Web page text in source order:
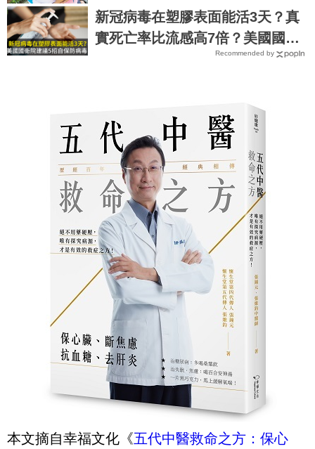
肌梗塞拒門外｜每日健康 Health
新冠病毒在塑膠表面能活3天？真
實死亡率比流感高7倍？美國國衛
院建議5招自保防病毒Recommended by
本文摘自幸福文化《五代中醫救命之方：保心